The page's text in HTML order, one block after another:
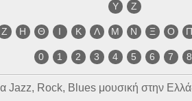
Y Z
Ζ Η Θ Ι Κ Λ Μ Ν Ξ Ο
0 1 2 3 4 5 6 7 8
Jazz, Rock, Blues μουσική στην